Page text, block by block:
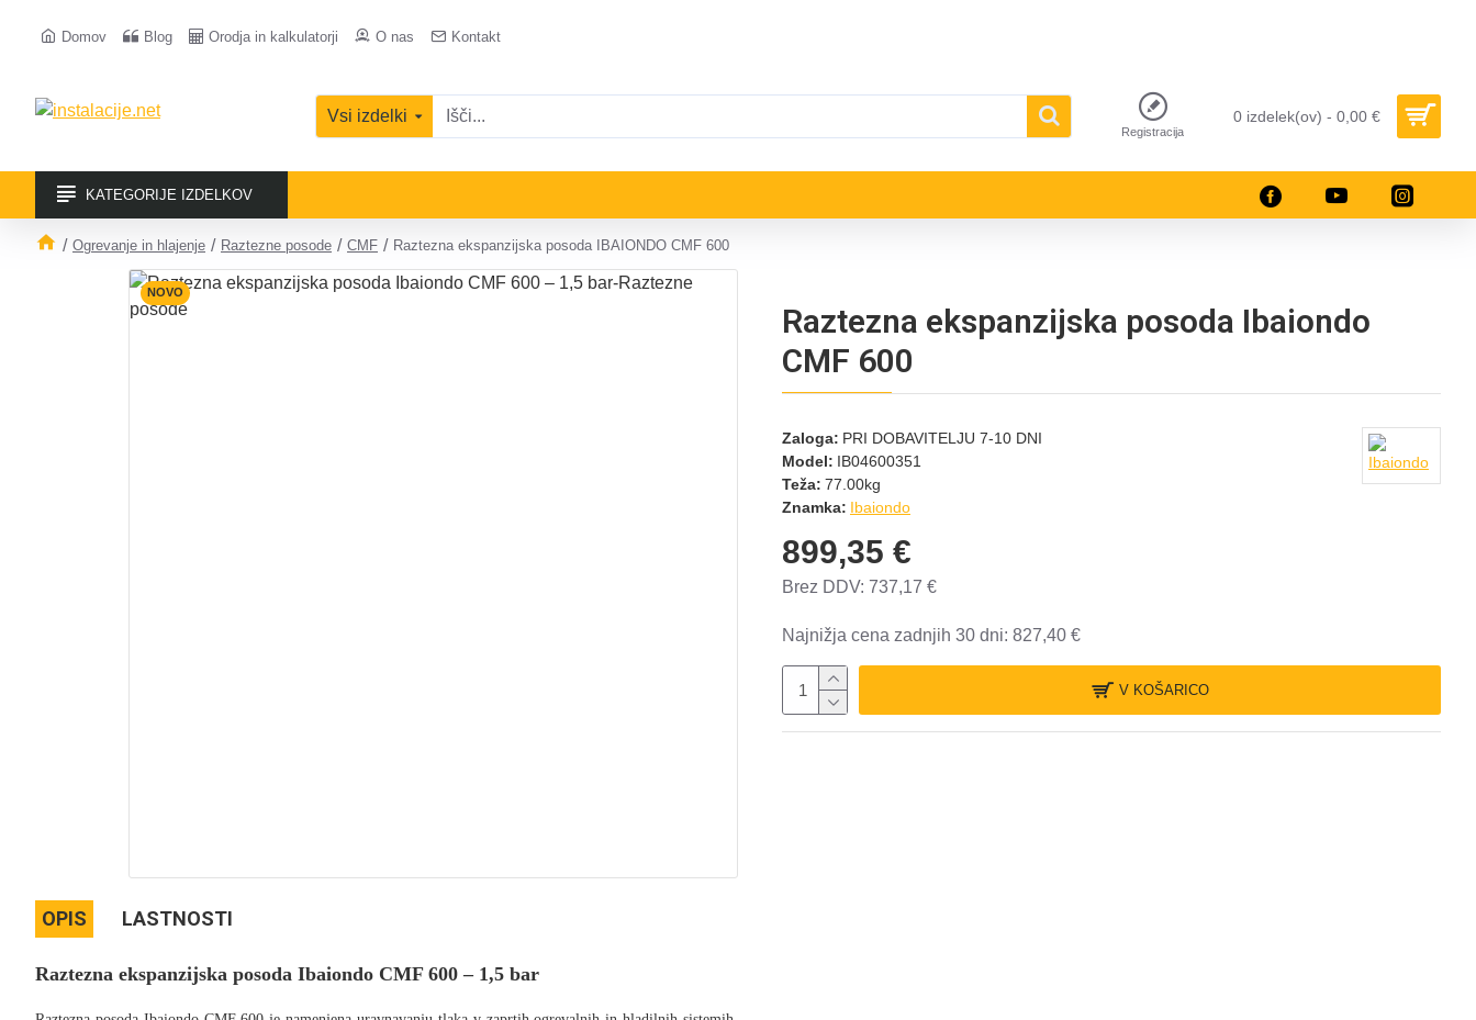
Domov Blog Orodja in kalkulatorji O nas Kontakt
Vsi izdelki
Registracija
0 izdelek(ov) - 0,00 €
KATEGORIJE IZDELKOV
Ogrevanje in hlajenje Raztezne posode CMF Raztezna ekspanzijska posoda IBAIONDO CMF 600
NOVO
OPIS LASTNOSTI
Raztezna ekspanzijska posoda Ibaiondo CMF 600 – 1,5 bar
Raztezna ekspanzijska posoda Ibaiondo
CMF 600
Zaloga: PRI DOBAVITELJU 7-10 DNI
Model: IB04600351
Teža: 77.00kg
Znamka: Ibaiondo
899,35 €
Brez DDV: 737,17 €
Najnižja cena zadnjih 30 dni: 827,40 €
V KOŠARICO